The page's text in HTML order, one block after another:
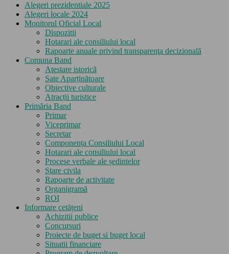
Alegeri prezidentiale 2025
Alegeri locale 2024
Monitorul Oficial Local
Dispozitii
Hotarari ale consiliului local
Rapoarte anuale privind transparenţa decizională
Comuna Band
Atestare istorică
Sate Aparținătoare
Obiective culturale
Atracții turistice
Primăria Band
Primar
Viceprimar
Secretar
Componența Consiliului Local
Hotarari ale consiliului local
Procese verbale ale ședintelor
Stare civila
Rapoarte de activitate
Organigramă
ROI
Informare cetățeni
Achizitii publice
Concursuri
Proiecte de buget si buget local
Situatii financiare